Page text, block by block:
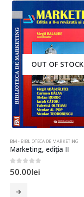
OUT OF STOCK
BM - BIBLIOTECA DE MARKETING
Marketing, ediţia II
0 out of 5
50.00lei